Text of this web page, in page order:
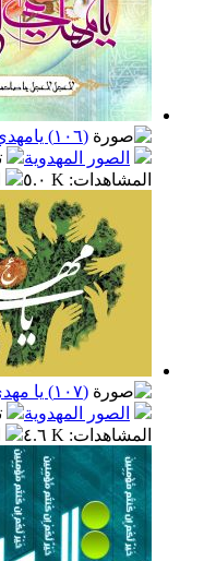
(١٠٦) يامهدي ادركني
الصور المهدوية
المشاهدات: ٥.٠ K
(١٠٧) يا مهدي
الصور المهدوية
المشاهدات: ٤.٦ K